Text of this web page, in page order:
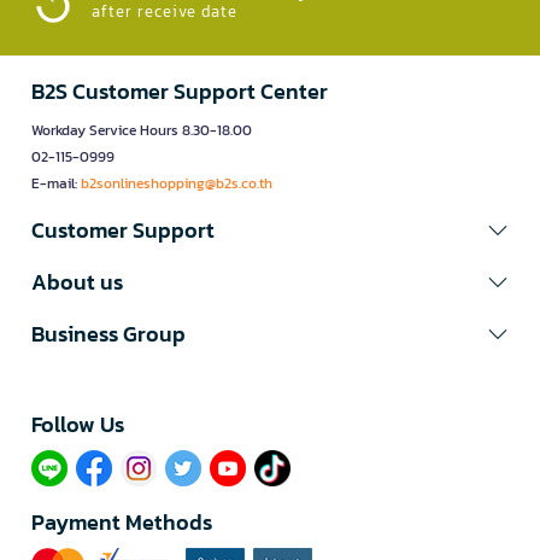
after receive date
B2S Customer Support Center
Workday Service Hours 8.30-18.00
02-115-0999
E-mail:b2sonlineshopping@b2s.co.th
Customer Support
About us
Business Group
Follow Us​
Payment Methods